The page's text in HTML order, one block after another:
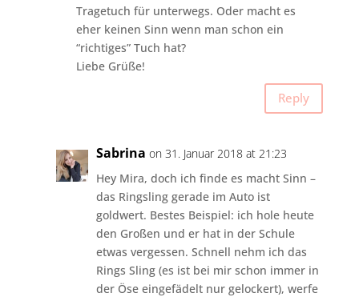
Tragetuch für unterwegs. Oder macht es
eher keinen Sinn wenn man schon ein
“richtiges” Tuch hat?
Liebe Grüße!
Reply
Sabrina on 31. Januar 2018 at 21:23
Hey Mira, doch ich finde es macht Sinn –
das Ringsling gerade im Auto ist
goldwert. Bestes Beispiel: ich hole heute
den Großen und er hat in der Schule
etwas vergessen. Schnell nehm ich das
Rings Sling (es ist bei mir schon immer in
der Öse eingefädelt nur gelockert), werfe